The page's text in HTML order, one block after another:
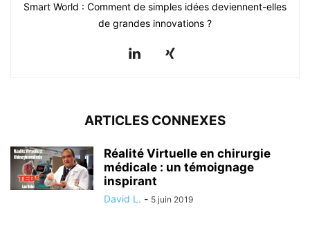
Smart World : Comment de simples idées deviennent-elles
de grandes innovations ?
ARTICLES CONNEXES
Réalité Virtuelle en chirurgie
médicale : un témoignage
inspirant
David L. - 5 juin 2019